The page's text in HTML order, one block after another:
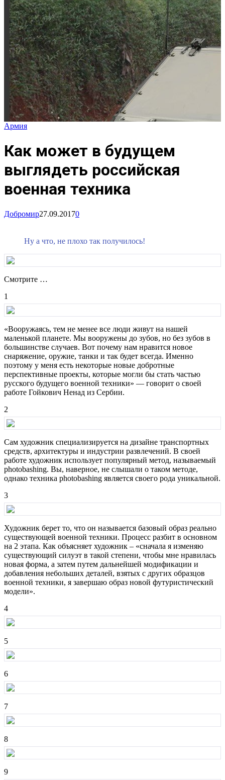
Армия
Как может в будущем
выглядеть российская
военная техника
Добромир27.09.20170
Ну а что, не плохо так получилось!
Смотрите …
1
«Вооружаясь, тем не менее все люди живут на нашей
маленькой планете. Мы вооружены до зубов, но без зубов в
большинстве случаев. Вот почему нам нравится новое
снаряжение, оружие, танки и так будет всегда. Именно
поэтому у меня есть некоторые новые добротные
перспективные проекты, которые могли бы стать частью
русского будущего военной техники» — говорит о своей
работе Гойкович Ненад из Сербии.
2
Сам художник специализируется на дизайне транспортных
средств, архитектуры и индустрии развлечений. В своей
работе художник использует популярный метод, называемый
photobashing. Вы, наверное, не слышали о таком методе,
однако техника photobashing является своего рода уникальной.
3
Художник берет то, что он называется базовый образ реально
существующей военной техники. Процесс разбит в основном
на 2 этапа. Как объясняет художник – «сначала я изменяю
существующий силуэт в такой степени, чтобы мне нравилась
новая форма, а затем путем дальнейшей модификации и
добавления небольших деталей, взятых с других образцов
военной техники, я завершаю образ новой футуристический
модели».
4
5
6
7
8
9